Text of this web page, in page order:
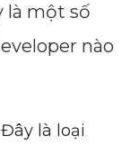
là một số
nào
Đây là loại